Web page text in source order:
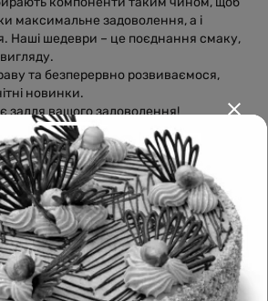
максимальне задоволення, а і
Наші шедеври – це поєднання смаку,
вигляду.
та безперервно розвиваємося,
новинки.
задля вашого задоволення!